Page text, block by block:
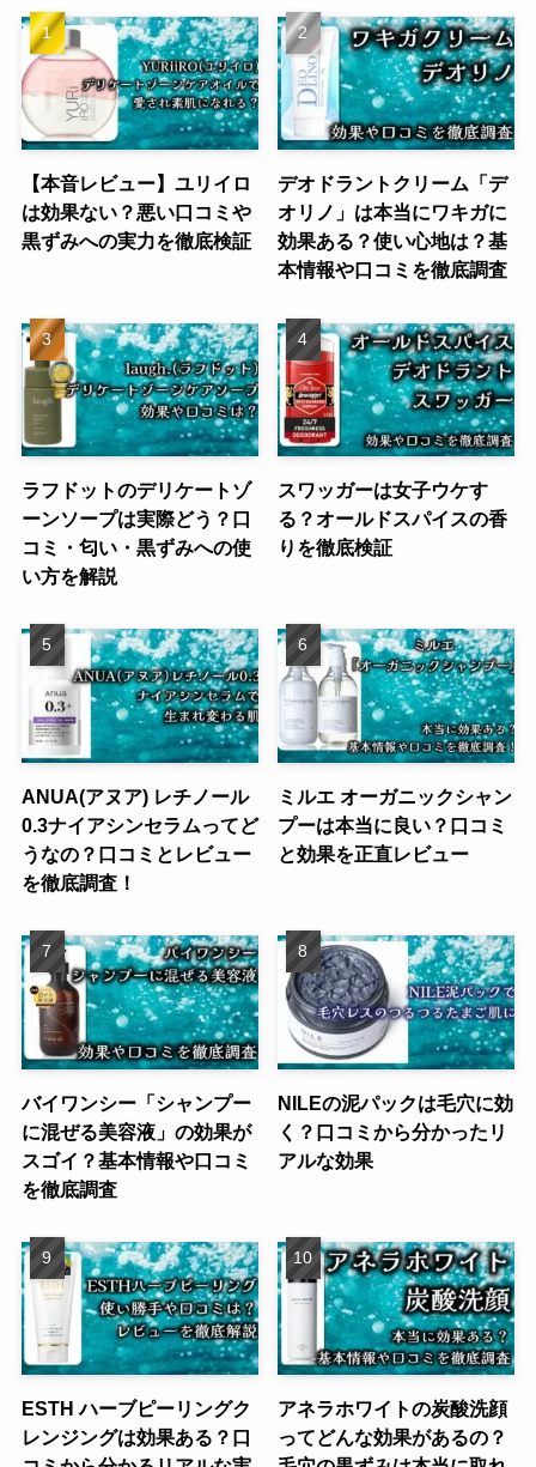
【本音レビュー】ユリイロ
は効果ない？悪い口コミや
黒ずみへの実力を徹底検証
デオドラントクリーム「デ
オリノ」は本当にワキガに
効果ある？使い心地は？基
本情報や口コミを徹底調査
ラフドットのデリケートゾ
ーンソープは実際どう？口
コミ・匂い・黒ずみへの使
い方を解説
スワッガーは女子ウケす
る？オールドスパイスの香
りを徹底検証
ANUA(アヌア) レチノール
0.3ナイアシンセラムってど
うなの？口コミとレビュー
を徹底調査！
ミルエ オーガニックシャン
プーは本当に良い？口コミ
と効果を正直レビュー
バイワンシー「シャンプー
に混ぜる美容液」の効果が
スゴイ？基本情報や口コミ
を徹底調査
NILEの泥パックは毛穴に効
く？口コミから分かったリ
アルな効果
ESTH ハーブピーリングク
レンジングは効果ある？口
アネラホワイトの炭酸洗顔
ってどんな効果があるの？